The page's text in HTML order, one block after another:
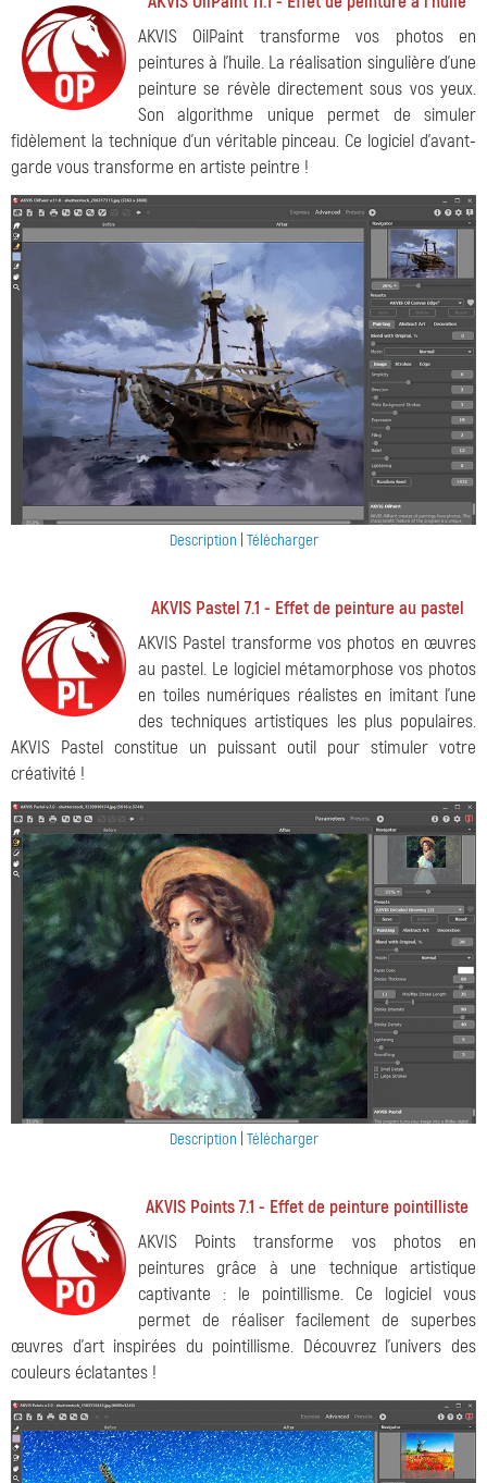
AKVIS OilPaint transforme vos photos en
peintures à l'huile. La réalisation singulière d'une
peinture se révèle directement sous vos yeux.
Son algorithme unique permet de simuler
fidèlement la technique d'un véritable pinceau. Ce logiciel d'avant-
garde vous transforme en artiste peintre !
Description Télécharger
AKVIS Pastel 7.1 - Effet de peinture au pastel
AKVIS Pastel transforme vos photos en œuvres
au pastel. Le logiciel métamorphose vos photos
en toiles numériques réalistes en imitant l'une
des techniques artistiques les plus populaires.
AKVIS Pastel constitue un puissant outil pour stimuler votre
créativité !
Description Télécharger
AKVIS Points 7.1 - Effet de peinture pointilliste
AKVIS Points transforme vos photos en
peintures grâce à une technique artistique
captivante : le pointillisme. Ce logiciel vous
permet de réaliser facilement de superbes
œuvres d'art inspirées du pointillisme. Découvrez l'univers des
couleurs éclatantes !